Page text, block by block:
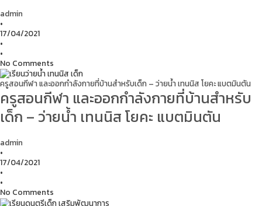
admin
•
17/04/2021
•
•
No Comments
ครูสอนกีฬา และออกกำลังกายที่บ้านสำหรับเด็ก – ว่ายน้ำ เทนนิส โยคะ แบตมินตัน
ครูสอนกีฬา และออกกำลังกายที่บ้านสำหรับ
เด็ก – ว่ายน้ำ เทนนิส โยคะ แบตมินตัน
admin
•
17/04/2021
•
•
No Comments